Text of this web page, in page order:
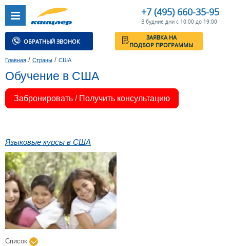
+7 (495) 660-35-95
В будние дни с 10:00 до 19:00
ОБРАТНЫЙ ЗВОНОК
ЗАЯВКА НА
ПОДБОР ПРОГРАММЫ
Главная / Страны / США
Обучение в США
Забронировать / Получить консультацию
Языковые курсы в США
Список